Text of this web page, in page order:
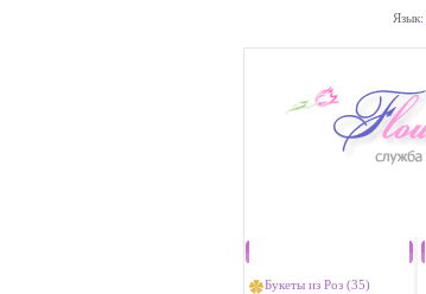
Язык:
Букеты из Роз (35)